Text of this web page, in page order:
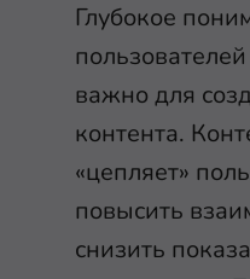
Глубокое
важно для
контента.
«цепляет»
повысить
снизить